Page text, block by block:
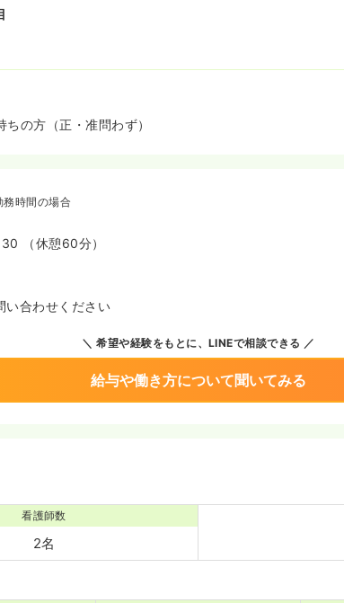
の方（正・准問わず）
時間の場合
（休憩60分）
い合わせください
希望や経験をもとに、LINEで相談できる
給与や働き方について聞いてみる
看護師数
2名